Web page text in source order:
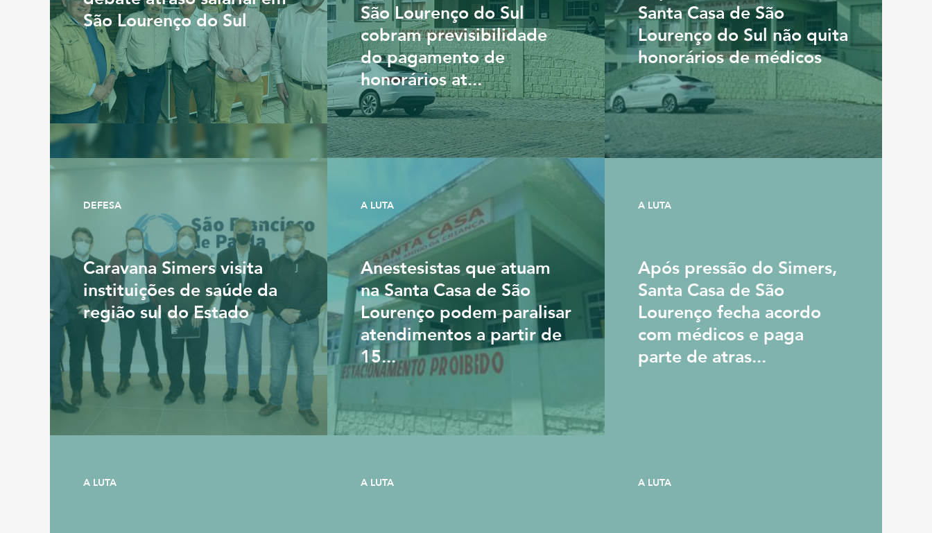
São Lourenço do Sul
São Lourenço do Sul
cobram previsibilidade
do pagamento de
honorários at...
Santa Casa de São
Lourenço do Sul não quita
honorários de médicos
DEFESA
Caravana Simers visita
instituições de saúde da
região sul do Estado
A LUTA
Anestesistas que atuam
na Santa Casa de São
Lourenço podem paralisar
atendimentos a partir de
15...
A LUTA
Após pressão do Simers,
Santa Casa de São
Lourenço fecha acordo
com médicos e paga
parte de atras...
A LUTA A LUTA A LUTA